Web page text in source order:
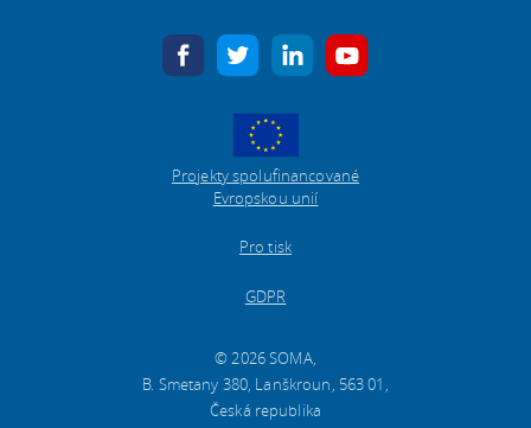
© 2026 SOMA,
B. Smetany 380, Lanškroun, 563 01,
Česká republika
facebook twitter linkedin
Projekty spolufinancované
Evropskou unií
Pro tisk
GDPR